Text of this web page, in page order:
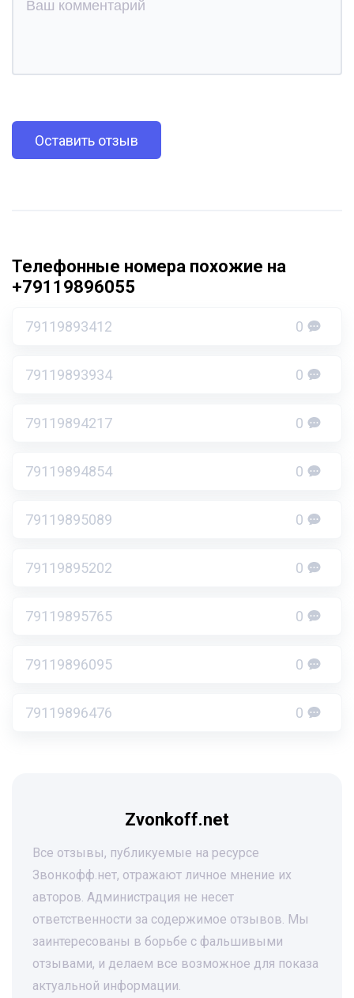
Оставить отзыв
Телефонные номера похожие на
+79119896055
79119893412 0
79119893934 0
79119894217 0
79119894854 0
79119895089 0
79119895202 0
79119895765 0
79119896095 0
79119896476 0
Zvonkoff.net
Все отзывы, публикуемые на ресурсе
Звонкофф.нет, отражают личное мнение их
авторов. Администрация не несет
ответственности за содержимое отзывов. Мы
заинтересованы в борьбе с фальшивыми
отзывами, и делаем все возможное для показа
актуальной информации.